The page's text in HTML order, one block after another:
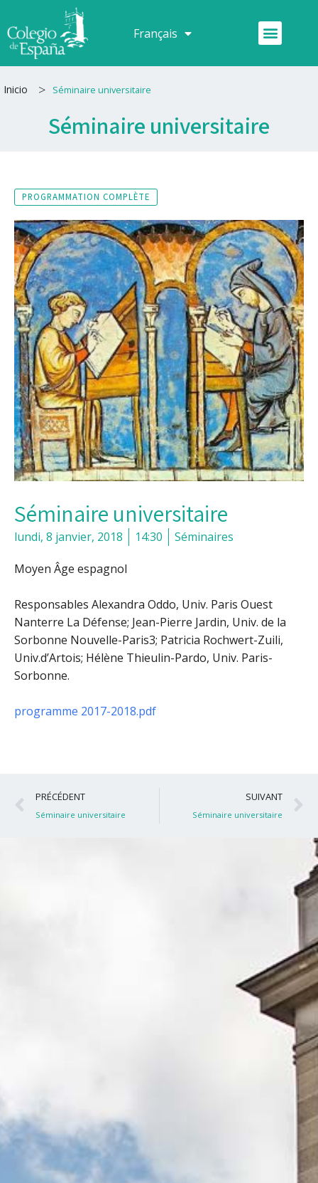
au
contenu
Français
Español Menu
Inicio > Séminaire universitaire
Séminaire universitaire
PROGRAMMATION COMPLÈTE
Séminaire universitaire
lundi, 8 janvier, 2018 14:30 Séminaires
Moyen Âge espagnol
Responsables Alexandra Oddo, Univ. Paris Ouest
Nanterre La Défense; Jean-Pierre Jardin, Univ. de la
Sorbonne Nouvelle-Paris3; Patricia Rochwert-Zuili,
Univ.d’Artois; Hélène Thieulin-Pardo, Univ. Paris-
Sorbonne.
programme 2017-2018.pdf
Précédent
PRÉCÉDENT
Séminaire universitaire
SUIVANT
Séminaire universitaire